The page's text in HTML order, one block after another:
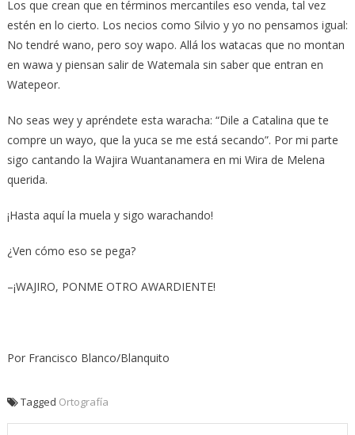
Los que crean que en términos mercantiles eso venda, tal vez
estén en lo cierto. Los necios como Silvio y yo no pensamos igual:
No tendré wano, pero soy wapo. Allá los watacas que no montan
en wawa y piensan salir de Watemala sin saber que entran en
Watepeor.
No seas wey y apréndete esta waracha: “Dile a Catalina que te
compre un wayo, que la yuca se me está secando”. Por mi parte
sigo cantando la Wajira Wuantanamera en mi Wira de Melena
querida.
¡Hasta aquí la muela y sigo warachando!
¿Ven cómo eso se pega?
–¡WAJIRO, PONME OTRO AWARDIENTE!
Por Francisco Blanco/Blanquito
Tagged Ortografía